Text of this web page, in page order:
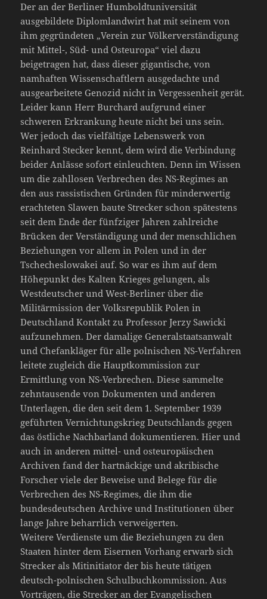
Der an der Berliner Humboldtuniversität
ausgebildete Diplomlandwirt hat mit seinem von
ihm gegründeten „Verein zur Völkerverständigung
mit Mittel-, Süd- und Osteuropa“ viel dazu
beigetragen hat, dass dieser gigantische, von
namhaften Wissenschaftlern ausgedachte und
ausgearbeitete Genozid nicht in Vergessenheit gerät.
Leider kann Herr Burchard aufgrund einer
schweren Erkrankung heute nicht bei uns sein.
Wer jedoch das vielfältige Lebenswerk von
Reinhard Stecker kennt, dem wird die Verbindung
beider Anlässe sofort einleuchten. Denn im Wissen
um die zahllosen Verbrechen des NS-Regimes an
den aus rassistischen Gründen für minderwertig
erachteten Slawen baute Strecker schon spätestens
seit dem Ende der fünfziger Jahren zahlreiche
Brücken der Verständigung und der menschlichen
Beziehungen vor allem in Polen und in der
Tschecheslowakei auf. So war es ihm auf dem
Höhepunkt des Kalten Krieges gelungen, als
Westdeutscher und West-Berliner über die
Militärmission der Volksrepublik Polen in
Deutschland Kontakt zu Professor Jerzy Sawicki
aufzunehmen. Der damalige Generalstaatsanwalt
und Chefankläger für alle polnischen NS-Verfahren
leitete zugleich die Hauptkommission zur
Ermittlung von NS-Verbrechen. Diese sammelte
zehntausende von Dokumenten und anderen
Unterlagen, die den seit dem 1. September 1939
geführten Vernichtungskrieg Deutschlands gegen
das östliche Nachbarland dokumentieren. Hier und
auch in anderen mittel- und osteuropäischen
Archiven fand der hartnäckige und akribische
Forscher viele der Beweise und Belege für die
Verbrechen des NS-Regimes, die ihm die
bundesdeutschen Archive und Institutionen über
lange Jahre beharrlich verweigerten.
Weitere Verdienste um die Beziehungen zu den
Staaten hinter dem Eisernen Vorhang erwarb sich
Strecker als Mitinitiator der bis heute tätigen
deutsch-polnischen Schulbuchkommission. Aus
Vorträgen, die Strecker an der Evangelischen